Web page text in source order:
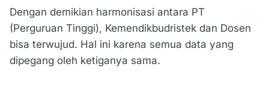
Dengan demikian harmonisasi antara PT
(Perguruan Tinggi), Kemendikbudristek dan Dosen
bisa terwujud. Hal ini karena semua data yang
dipegang oleh ketiganya sama.